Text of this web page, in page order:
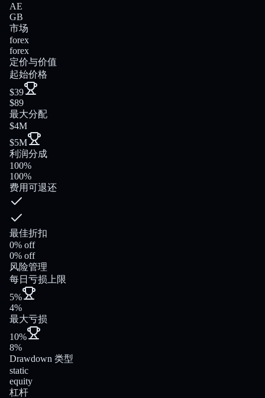
AE
GB
市场
forex
forex
定价与价值
起始价格
$39
$89
最大分配
$4M
$5M
利润分成
100%
100%
费用可退还
最佳折扣
0% off
0% off
风险管理
每日亏损上限
5%
4%
最大亏损
10%
8%
Drawdown 类型
static
equity
杠杆